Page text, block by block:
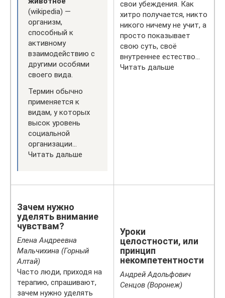
(wikipedia) —
организм,
способный к
активному
взаимодействию с
другими особями
своего вида.
Термин обычно
применяется к
видам, у которых
высок уровень
социальной
организации…
Читать дальше
свои убеждения. Как
хитро получается, никто
никого ничему не учит, а
просто показывает
свою суть, своё
внутреннее естество…
Читать дальше
Зачем нужно
уделять внимание
чувствам?
Елена Андреевна
Мальчихина (Горный
Алтай)
Часто люди, приходя на
терапию, спрашивают,
зачем нужно уделять
Уроки
целостности, или
принцип
некомпетентности
Андрей Адольфович
Сенцов (Воронеж)